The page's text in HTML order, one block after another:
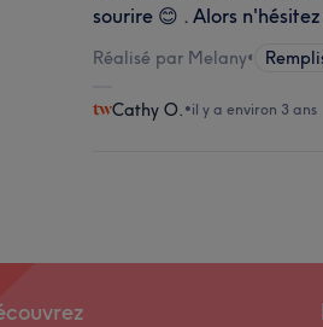
sourire 😊 . Alors
Réalisé par Melany•
Cathy O. •il y a environ 3 ans